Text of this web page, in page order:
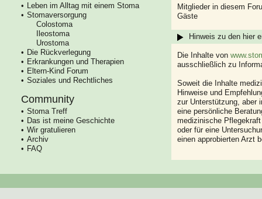
Leben im Alltag mit einem Stoma
Stomaversorgung
Colostoma
Ileostoma
Urostoma
Die Rückverlegung
Erkrankungen und Therapien
Eltern-Kind Forum
Soziales und Rechtliches
Community
Stoma Treff
Das ist meine Geschichte
Wir gratulieren
Archiv
FAQ
Mitglieder in diesem
Gäste
Hinweis zu den hier
Die Inhalte von
ausschließlich zu
Soweit die Inhalte
Hinweise und
zur Unterstützung, aber
eine persönliche
medizinische
oder für eine
einen approbierten Arzt